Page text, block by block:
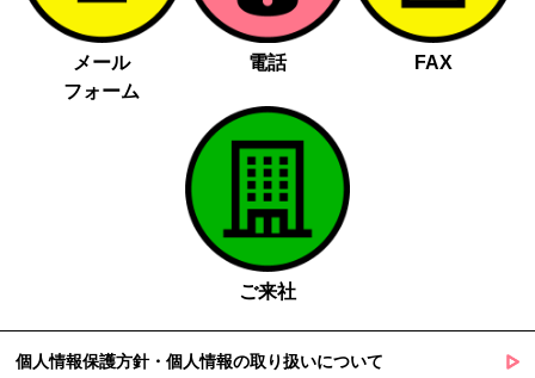
メール
フォーム
電話 FAX
ご来社
個人情報保護方針・個人情報の取り扱いについて